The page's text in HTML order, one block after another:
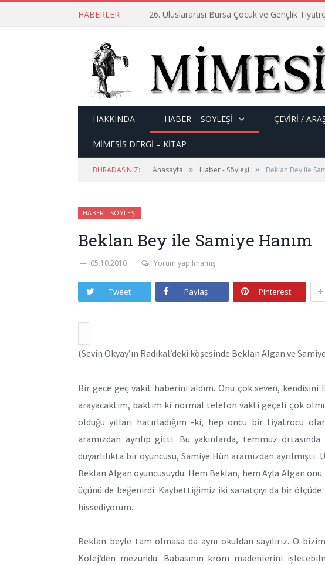
HABERLER 26. Uluslararası Bursa Çocuk ve Gençlik
HAKKINDA HABER – SÖYLEŞI ÇEVİRİ /
MİMESİS DERGİ – KİTAP
BURADASINIZ: Anasayfa » Haber - Söyleşi » Beklan Bey ile
HABER - SÖYLEŞI
Beklan Bey ile Samiye Hanım
05.10.2010 Yorum yapılmamış
Tweet Paylaş Pinterest +
(Sevin Okyay’ın Radikal’deki köşesinde Beklan Algan ve
Bir gece geç vakit haberini aldım. Onu çok seven, kendisini
arayacaktım, baktım ki normal telefon vakti geçeli çok
olduğu yılları hatırladığım -ki, hep öncü bir tiyatrocu
aramızdan ayrılıp gitti. Bu yakınlarda, temmuz
duyarlılıkta bir oyuncusu, Samiye Hün aramızdan
Beklan Algan oyuncusuydu. Hem Beklan, hem Ayla Algan
üçünü de beğenirdi. Kaybettiğimiz iki sanatçıyı da bir
hissediyorum.
Beklan beyle tam olmasa da aynı okuldan sayılırız. O
Kolej’den mezundu. Babasının krom madenlerini